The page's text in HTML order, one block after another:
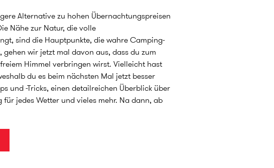
Alternative zu hohen Übernachtungspreisen
Nähe zur Natur, die volle
sind die Hauptpunkte, die wahre Camping-
wir jetzt mal davon aus, dass du zum
Himmel verbringen wirst. Vielleicht hast
du es beim nächsten Mal jetzt besser
und -Tricks, einen detailreichen Überblick über
jedes Wetter und vieles mehr. Na dann, ab